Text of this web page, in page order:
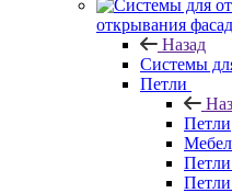
открывания
Назад
Системы
Петли
Петли
Петли